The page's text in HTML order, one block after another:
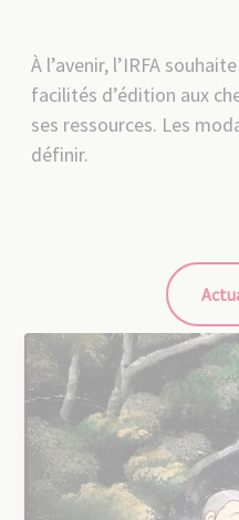
À l’avenir, l’IRFA
facilités d’édition aux
ses ressources. Les
définir.